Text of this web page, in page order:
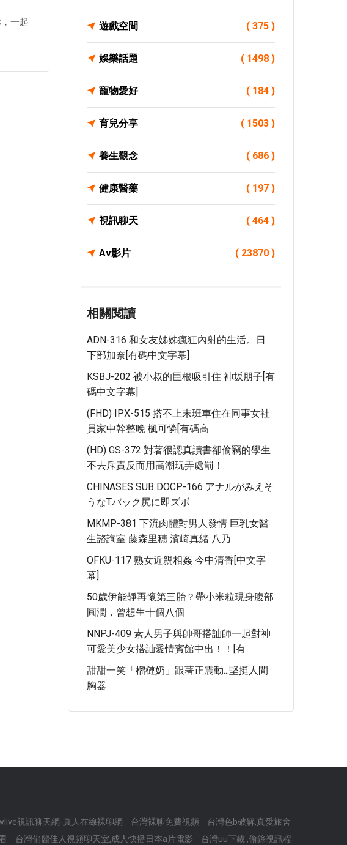
一起
遊戲空間 ( 375 )
娛樂話題 ( 1498 )
寵物愛好 ( 184 )
育兒分享 ( 1503 )
養生觀念 ( 686 )
健康醫藥 ( 197 )
視訊聊天 ( 464 )
Av影片 ( 23870 )
相關閱讀
ADN-316 和女友姊姊瘋狂內射的生活。日
下部加奈[有碼中文字幕]
KSBJ-202 被小叔的巨根吸引住 神坂朋子[有
碼中文字幕]
(FHD) IPX-515 搭不上末班車住在同事女社
員家中幹整晚 楓可憐[有碼高
(HD) GS-372 對著很認真讀書卻偷竊的學生
不去斥責反而用高潮玩弄處罰！
CHINASES SUB DOCP-166 アナルがみえそ
うなTバック尻に即ズボ
MKMP-381 下流肉體對男人發情 巨乳女醫
生諮詢室 藤森里穗 濱崎真緒 八乃
OFKU-117 熟女近親相姦 今中清香[中文字
幕]
50歲伊能靜再懷第三胎？帶小米粒現身腹部
圓潤，曾想生十個八個
NNPJ-409 素人男子與帥哥搭訕師一起對神
可愛美少女搭訕愛情賓館中出！！[有
甜甜一笑「榴槤奶」跟著正震動...堅挺人間
胸器
視訊聊天網-真人在線裸聊網 台灣裸聊免費視頻
台灣色b破解,真愛旅舍
台灣俏麗佳人視頻聊天室,成人快播日本a片電影 台灣uu下載 ,偷錄視訊程